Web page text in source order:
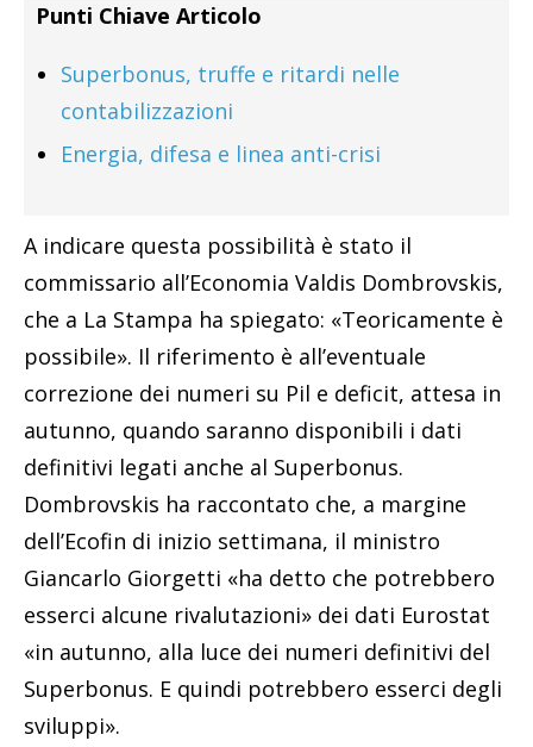
Punti Chiave Articolo
Superbonus, truffe e ritardi nelle
contabilizzazioni
Energia, difesa e linea anti-crisi
A indicare questa possibilità è stato il
commissario all’Economia Valdis Dombrovskis,
che a La Stampa ha spiegato: «Teoricamente è
possibile». Il riferimento è all’eventuale
correzione dei numeri su Pil e deficit, attesa in
autunno, quando saranno disponibili i dati
definitivi legati anche al Superbonus.
Dombrovskis ha raccontato che, a margine
dell’Ecofin di inizio settimana, il ministro
Giancarlo Giorgetti «ha detto che potrebbero
esserci alcune rivalutazioni» dei dati Eurostat
«in autunno, alla luce dei numeri definitivi del
Superbonus. E quindi potrebbero esserci degli
sviluppi».